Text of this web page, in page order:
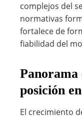
complejos del
normativas
fortalece de
fiabilidad del
posición
El crecimiento